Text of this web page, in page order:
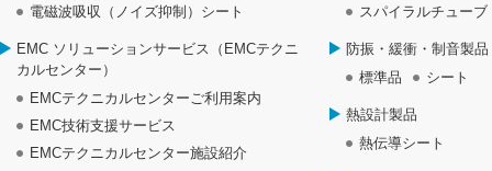
電磁波吸収（ノイズ抑制）シート
EMC ソリューションサービス（EMCテクニ
カルセンター）
EMCテクニカルセンターご利用案内
EMC技術支援サービス
EMCテクニカルセンター施設紹介
スパイラルチューブ
防振・緩衝・制音製品
標準品
シート
熱設計製品
熱伝導シート